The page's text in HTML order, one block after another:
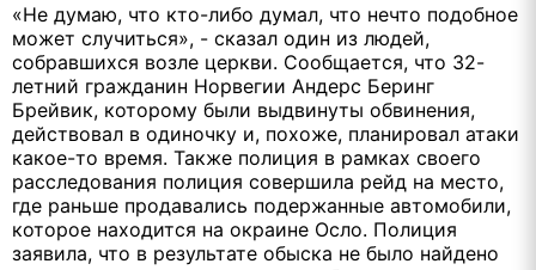
«Не думаю, что кто-либо думал, что нечто подобное
может случиться», - сказал один из людей,
собравшихся возле церкви. Сообщается, что 32-
летний гражданин Норвегии Андерс Беринг
Брейвик, которому были выдвинуты обвинения,
действовал в одиночку и, похоже, планировал атаки
какое-то время. Также полиция в рамках своего
расследования полиция совершила рейд на место,
где раньше продавались подержанные автомобили,
которое находится на окраине Осло. Полиция
заявила, что в результате обыска не было найдено